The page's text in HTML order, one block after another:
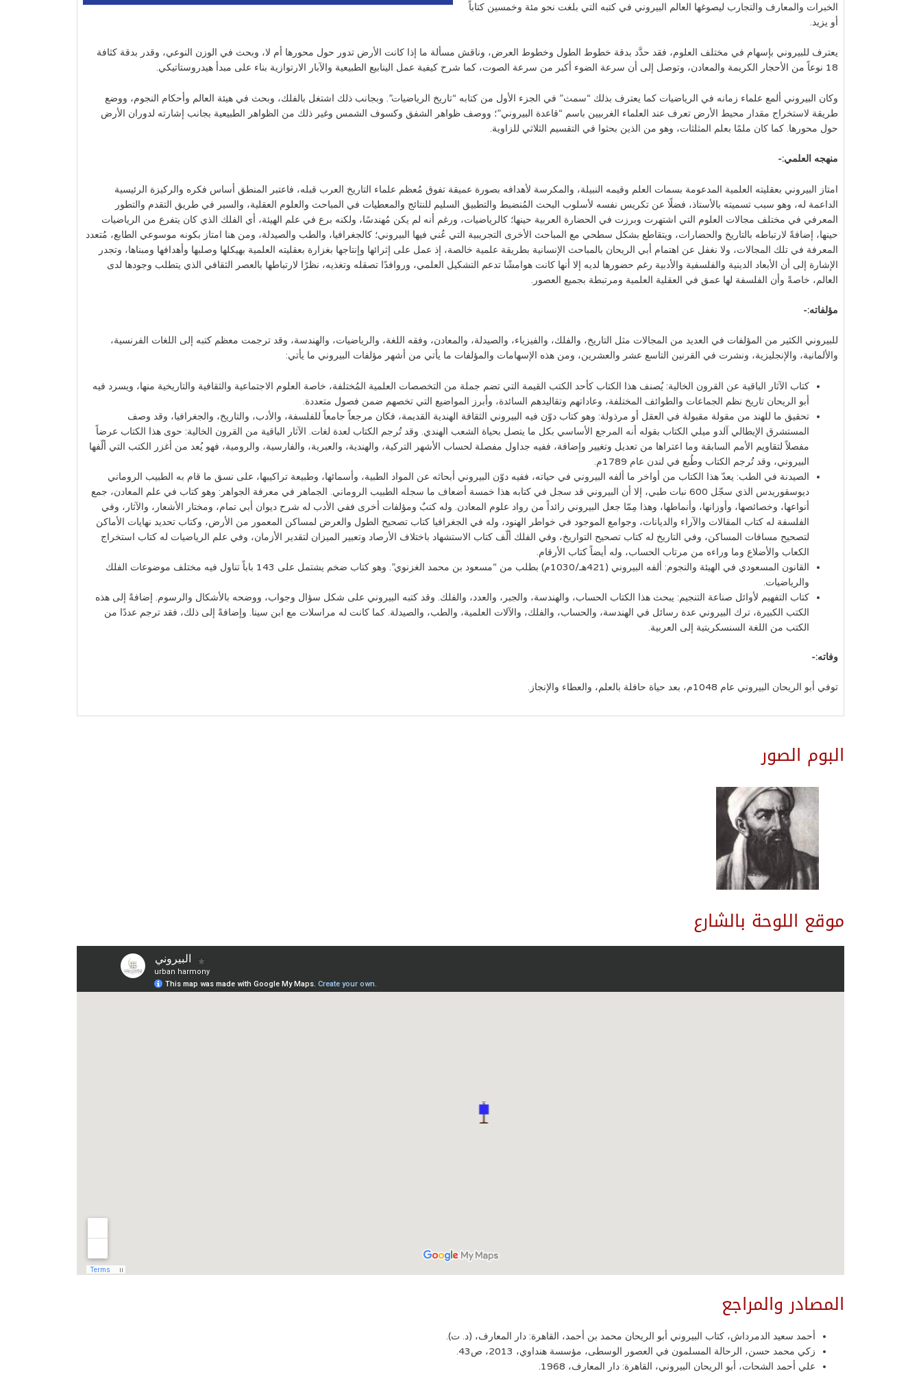
الخبرات والمعارف والتجارب ليصوغها العالم البيروني في كتبه التي بلغت نحو مئة وخمسين كتاباً
أو يزيد.
يعترف للبيروني بإسهام في مختلف العلوم، فقد حدَّد بدقة خطوط الطول وخطوط العرض، وناقش مسألة ما إذا كانت الأرض تدور حول محورها أم لا، وبحث في الوزن النوعي، وقدر بدقة كثافة
18 نوعاً من الأحجار الكريمة والمعادن، وتوصل إلى أن سرعة الضوء أكبر من سرعة الصوت، كما شرح كيفية عمل الينابيع الطبيعية والآبار الارتوازية بناء على مبدأ هيدروستاتيكي.
وكان البيروني ألمع علماء زمانه في الرياضيات كما يعترف بذلك “سمث” في الجزء الأول من كتابه “تاريخ الرياضيات”. وبجانب ذلك اشتغل بالفلك، وبحث في هيئة العالم وأحكام النجوم، ووضع
طريقة لاستخراج مقدار محيط الأرض تعرف عند العلماء الغربيين باسم “قاعدة البيروني”؛ ووصف ظواهر الشفق وكسوف الشمس وغير ذلك من الظواهر الطبيعية بجانب إشارته لدوران الأرض
حول محورها. كما كان ملمًا بعلم المثلثات، وهو من الذين بحثوا في التقسيم الثلاثي للزاوية.
منهجه العلمي:-
امتاز البيروني بعقليته العلمية المدعومة بسمات العلم وقيمه النبيلة، والمكرسة لأهدافه بصورة عميقة تفوق مُعظم علماء التاريخ العرب قبله، فاعتبر المنطق أساس فكره والركيزة الرئيسية
الداعمة له، وهو سبب تسميته بالأستاذ، فضلًا عن تكريس نفسه لأسلوب البحث المُنضبط والتطبيق السليم للنتائج والمعطيات في المباحث والعلوم العقلية، والسير في طريق التقدم والتطور
المعرفي في مختلف مجالات العلوم التي اشتهرت وبرزت في الحضارة العربية حينها؛ كالرياضيات، ورغم أنه لم يكن مُهندسًا، ولكنه برع في علم الهيئة، أي الفلك الذي كان يتفرع من الرياضيات
حينها، إضافةً لارتباطه بالتاريخ والحضارات، ويتقاطع بشكل سطحي مع المباحث الأخرى التجريبية التي عُني فيها البيروني؛ كالجغرافيا، والطب والصيدلة، ومن هنا امتاز بكونه موسوعي الطابع، مُتعدد
المعرفة في تلك المجالات، ولا نغفل عن اهتمام أبي الريحان بالمباحث الإنسانية بطريقة علمية خالصة، إذ عمل على إثرائها وإنتاجها بغزارة بعقليته العلمية بهيكلها وصلبها وأهدافها ومبناها، وتجدر
الإشارة إلى أن الأبعاد الدينية والفلسفية والأدبية رغم حضورها لديه إلا أنها كانت هوامشًا تدعم التشكيل العلمي، وروافدًا تصقله وتغذيه، نظرًا لارتباطها بالعصر الثقافي الذي يتطلب وجودها لدى
العالم، خاصةً وأن الفلسفة لها عمق في العقلية العلمية ومرتبطة بجميع العصور.
مؤلفاته:-
للبيروني الكثير من المؤلفات في العديد من المجالات مثل التاريخ، والفلك، والفيزياء، والصيدلة، والمعادن، وفقه اللغة، والرياضيات، والهندسة، وقد ترجمت معظم كتبه إلى اللغات الفرنسية،
والألمانية، والإنجليزية، ونشرت في القرنين التاسع عشر والعشرين، ومن هذه الإسهامات والمؤلفات ما يأتي من أشهر مؤلفات البيروني ما يأتي:
كتاب الآثار الباقية عن القرون الخالية: يُصنف هذا الكتاب كأحد الكتب القيمة التي تضم جملة من التخصصات العلمية المُختلفة، خاصة العلوم الاجتماعية والثقافية والتاريخية منها، ويسرد فيه
أبو الريحان تاريخ نظم الجماعات والطوائف المختلفة، وعاداتهم وتقاليدهم السائدة، وأبرز المواضيع التي تخصهم ضمن فصول متعددة.
تحقيق ما للهند من مقولة مقبولة في العقل أو مرذولة: وهو كتاب دوّن فيه البيروني الثقافة الهندية القديمة، فكان مرجعاً جامعاً للفلسفة، والأدب، والتاريخ، والجغرافيا، وقد وصف
المستشرق الإيطالي آلدو ميلي الكتاب بقوله أنه المرجع الأساسي بكل ما يتصل بحياة الشعب الهندي. وقد تُرجم الكتاب لعدة لغات. الآثار الباقية من القرون الخالية: حوى هذا الكتاب عرضاً
مفصلاً لتقاويم الأمم السابقة وما اعتراها من تعديل وتغيير وإضافة، ففيه جداول مفصلة لحساب الأشهر التركية، والهندية، والعبرية، والفارسية، والرومية، فهو يُعد من أغزر الكتب التي ألّفها
البيروني، وقد تُرجم الكتاب وطُبع في لندن عام 1789م.
الصيدنة في الطب: يعدّ هذا الكتاب من أواخر ما ألفه البيروني في حياته، ففيه دوّن البيروني أبحاثه عن المواد الطبية، وأسمائها، وطبيعة تراكيبها، على نسق ما قام به الطبيب الروماني
ديوسقوريدس الذي سجّل 600 نبات طبي، إلا أن البيروني قد سجل في كتابه هذا خمسة أضعاف ما سجله الطبيب الروماني. الجماهر في معرفة الجواهر: وهو كتاب في علم المعادن، جمع
أنواعها، وخصائصها، وأوزانها، وأنماطها، وهذا مِمّا جعل البيروني رائداً من رواد علوم المعادن. وله كتبٌ ومؤلفات أخرى ففي الأدب له شرح ديوان أبي تمام، ومختار الأشعار، والآثار، وفي
الفلسفة له كتاب المقالات والآراء والديانات، وجوامع الموجود في خواطر الهنود، وله في الجغرافيا كتاب تصحيح الطول والعرض لمساكن المعمور من الأرض، وكتاب تحديد نهايات الأماكن
لتصحيح مسافات المساكن، وفي التاريخ له كتاب تصحيح التواريخ، وفي الفلك ألّف كتاب الاستشهاد باختلاف الأرصاد وتعبير الميزان لتقدير الأزمان، وفي علم الرياضيات له كتاب استخراج
الكعاب والأضلاع وما وراءه من مرتاب الحساب، وله أيضاً كتاب الأرقام.
القانون المسعودي في الهيئة والنجوم: ألفه البيروني (421هـ/1030م) بطلب من “مسعود بن محمد الغزنوي”. وهو كتاب ضخم يشتمل على 143 باباً تناول فيه مختلف موضوعات الفلك
والرياضيات.
كتاب التفهيم لأوائل صناعة التنجيم: يبحث هذا الكتاب الحساب، والهندسة، والجبر، والعدد، والفلك. وقد كتبه البيروني على شكل سؤال وجواب، ووضحه بالأشكال والرسوم. إضافةً إلى هذه
الكتب الكبيرة، ترك البيروني عدة رسائل في الهندسة، والحساب، والفلك، والآلات العلمية، والطب، والصيدلة. كما كانت له مراسلات مع ابن سينا. وإضافةً إلى ذلك، فقد ترجم عددًا من
الكتب من اللغة السنسكريتية إلى العربية.
وفاته:-
توفي أبو الريحان البيروني عام 1048م، بعد حياة حافلة بالعلم، والعطاء والإنجاز.
البوم الصور
موقع اللوحة بالشارع
المصادر والمراجع
أحمد سعيد الدمرداش، كتاب البيروني أبو الريحان محمد بن أحمد، القاهرة: دار المعارف، (د. ت).
زكي محمد حسن، الرحالة المسلمون في العصور الوسطى، مؤسسة هنداوي، 2013، ص43.
علي أحمد الشحات، أبو الريحان البيروني، القاهرة: دار المعارف، 1968.